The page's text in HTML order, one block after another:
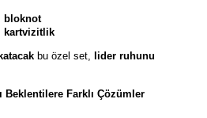
bloknot
kartvizitlik
bu özel set, lider ruhunu
Beklentilere Farklı Çözümler